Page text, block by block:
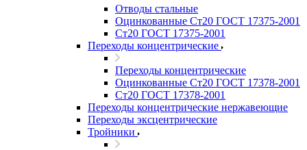
Отводы стальные
Оцинкованные Ст20 ГОСТ 17375-2001
Ст20 ГОСТ 17375-2001
Переходы концентрические
Переходы концентрические
Оцинкованные Ст20 ГОСТ 17378-2001
Ст20 ГОСТ 17378-2001
Переходы концентрические нержавеющие
Переходы эксцентрические
Тройники